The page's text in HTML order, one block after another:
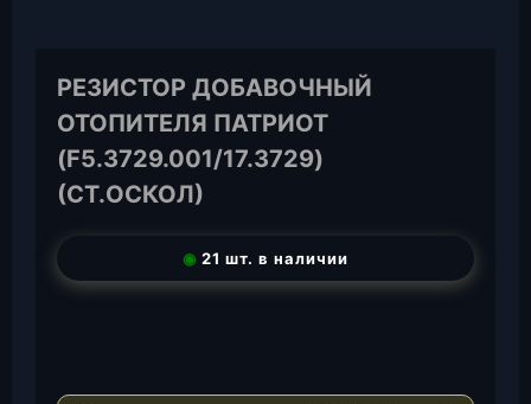
РЕЗИСТОР ДОБАВОЧНЫЙ
ОТОПИТЕЛЯ ПАТРИОТ
(F5.3729.001/17.3729)
(СТ.ОСКОЛ)
◉ 21 шт. в наличии
ea